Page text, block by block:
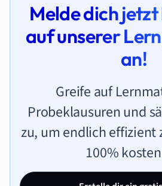
Melde dich
auf unserer
an!
Greife auf
Probeklausuren und
zu, um endlich effizient
100%